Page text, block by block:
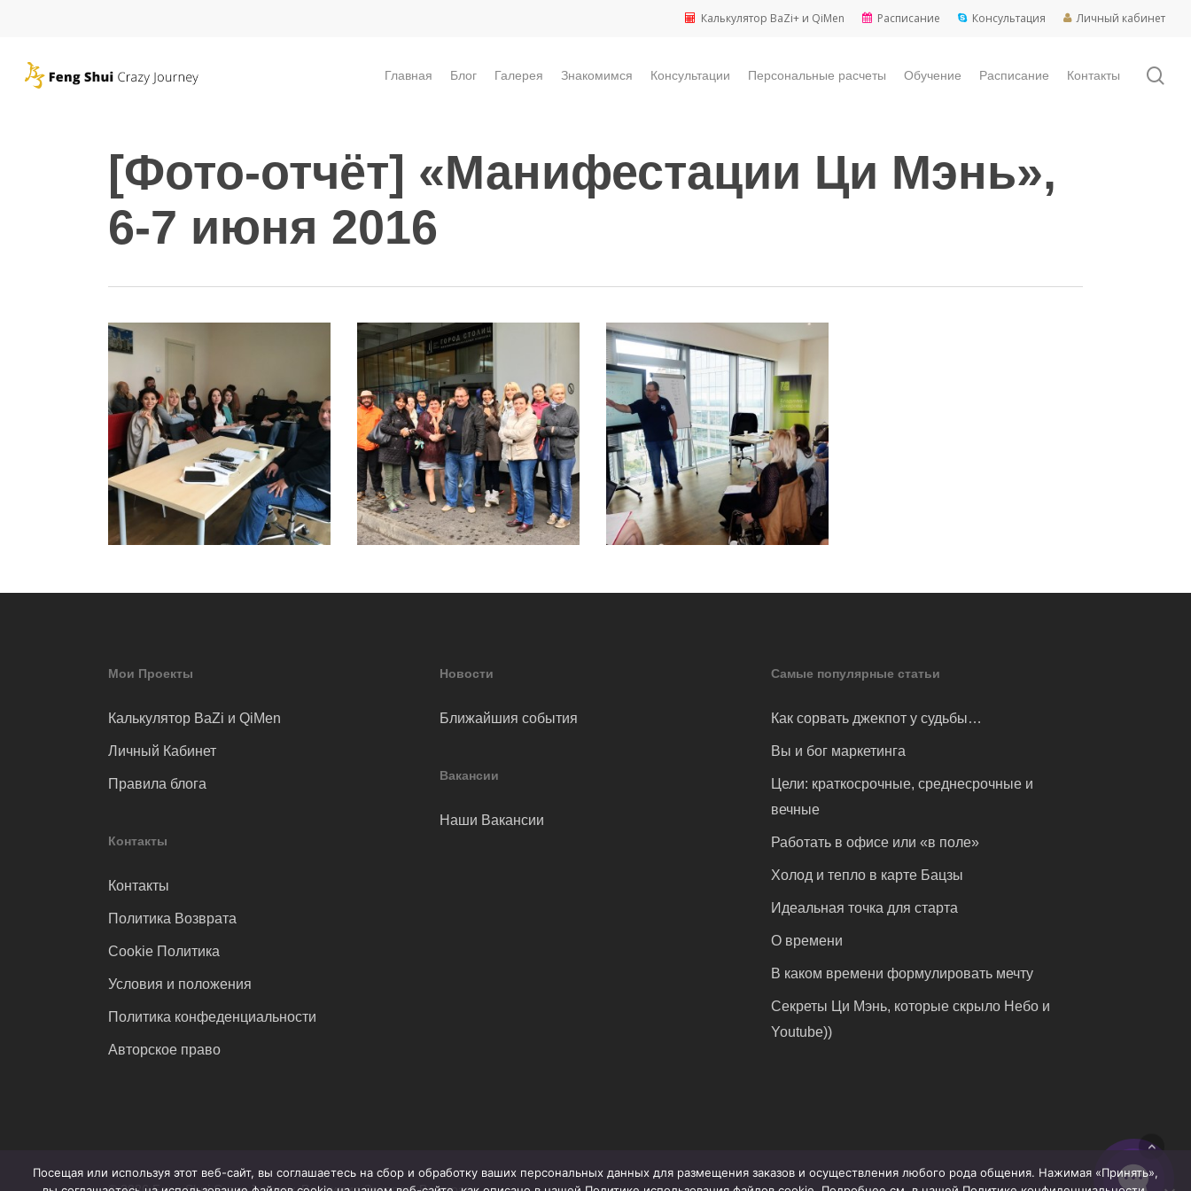
main
content
Калькулятор BaZi+ и QiMen Расписание Консультация Личный кабинет
Hit enter to search or ESC to close
Главная Блог Галерея Знакомимся Консультации Персональные расчеты Обучение Расписание Контакты
[Фото-отчёт] «Манифестации Ци Мэнь»,
6-7 июня 2016
Мои Проекты
Калькулятор BaZi и QiMen
Личный Кабинет
Правила блога
Контакты
Контакты
Политика Возврата
Cookie Политика
Условия и положения
Политика конфеденциальности
Авторское право
Новости
Ближайшия события
Вакансии
Наши Вакансии
Самые популярные статьи
Как сорвать джекпот у судьбы…
Вы и бог маркетинга
Цели: краткосрочные, среднесрочные и
вечные
Работать в офисе или «в поле»
Холод и тепло в карте Бацзы
Идеальная точка для старта
О времени
В каком времени формулировать мечту
Секреты Ци Мэнь, которые скрыло Небо и
Youtube))
Посещая или используя этот веб-сайт, вы соглашаетесь на сбор и обработку ваших персональных данных для размещения заказов и осуществления любого рода общения. Нажимая «Принять»,